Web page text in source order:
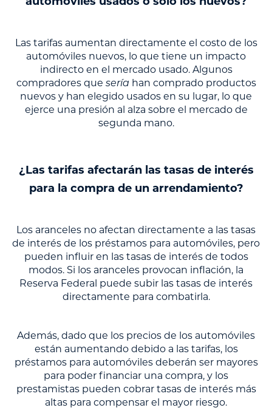
automóviles usados o solo los nuevos?
Las tarifas aumentan directamente el costo de los
automóviles nuevos, lo que tiene un impacto
indirecto en el mercado usado. Algunos
compradores que sería han comprado productos
nuevos y han elegido usados en su lugar, lo que
ejerce una presión al alza sobre el mercado de
segunda mano.
¿Las tarifas afectarán las tasas de interés
para la compra de un arrendamiento?
Los aranceles no afectan directamente a las tasas
de interés de los préstamos para automóviles, pero
pueden influir en las tasas de interés de todos
modos. Si los aranceles provocan inflación, la
Reserva Federal puede subir las tasas de interés
directamente para combatirla.
Además, dado que los precios de los automóviles
están aumentando debido a las tarifas, los
préstamos para automóviles deberán ser mayores
para poder financiar una compra, y los
prestamistas pueden cobrar tasas de interés más
altas para compensar el mayor riesgo.